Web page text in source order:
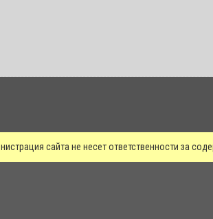
сайта не несет ответственности за